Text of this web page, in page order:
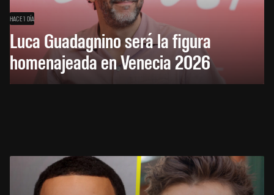
HACE 1 DÍA
Luca Guadagnino será la figura
homenajeada en Venecia 2026